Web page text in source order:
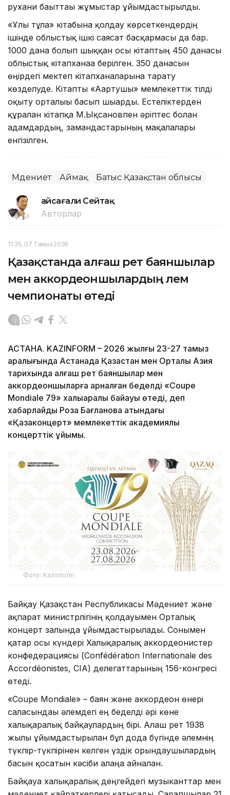
рухани бағыттағы жұмыстар ұйымдастырылды.
«Ұлы тұлға» кітабына қолдау көрсеткендердің
ішінде облыстық ішкі саясат басқармасы да бар.
1000 дана болып шыққан осы кітаптың 450 данасы
облыстық кітапханаға берілген. 350 данасын
өңірдегі мектеп кітапханаларына тарату
көзделуде. Кітапты «Ағартушы» мемлекеттік тілді
оқыту орталығы басып шығарды. Естеліктерден
құралған кітапқа М.Ықсановпен әріптес болған
адамдардың, замандастарының мақалалары
енгізілген.
Мәдениет Аймақ Батыс Қазақстан облысы
Ғайсағали Сейтақ
Авторлар
11:35, 07 Тамыз 2026
Қазақстанда алғаш рет баяншылар
мен аккордеоншылардың әлем
чемпионаты өтеді
АСТАНА. KAZINFORM – 2026 жылғы 23-27 тамыз
аралығында Астанада Қазақстан мен Орталық Азия
тарихында алғаш рет баяншылар мен
аккордеоншыларға арналған беделді «Coupe
Mondiale 79» халықаралық байқауы өтеді, деп
хабарлайды Роза Бағланова атындағы
«Қазақконцерт» мемлекеттік академиялық
концерттік ұйымы.
Фото: Kazinform
Байқау Қазақстан Республикасы Мәдениет және
ақпарат министрлігінің қолдауымен Орталық
концерт залында ұйымдастырылады. Сонымен
қатар осы күндері Халықаралық аккордеонистер
конфедерациясы (Confédération Internationale des
Accordéonistes, CIA) делегаттарының 156-конгресі
өтеді.
«Coupe Mondiale» – баян және аккордеон өнері
саласындағы әлемдегі ең беделді әрі көне
халықаралық байқаулардың бірі. Алғаш рет 1938
жылы ұйымдастырылған бұл дода бүгінде әлемнің
түкпір-түкпірінен келген үздік орындаушылардың
басын қосатын кәсіби алаңға айналған.
Байқауға халықаралық деңгейдегі музыканттар мен